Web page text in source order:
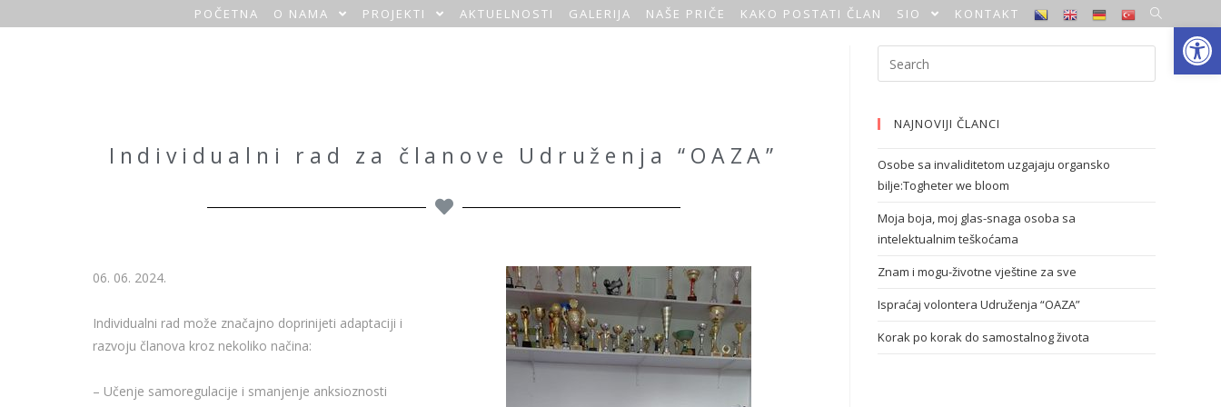
Open toolbar
O
POČETNA O NAMA PROJEKTI AKTUELNOSTI GALERIJA NAŠE PRIČE KAKO POSTATI ČLAN SIO KONTAKT
Individualni rad za članove Udruženja “OAZA”
06. 06. 2024.
Individualni rad može značajno doprinijeti adaptaciji i
razvoju članova kroz nekoliko načina:
– Učenje samoregulacije i smanjenje anksioznosti
NAJNOVIJI ČLANCI
Osobe sa invaliditetom uzgajaju organsko
bilje:Togheter we bloom
Moja boja, moj glas-snaga osoba sa
intelektualnim teškoćama
Znam i mogu-životne vještine za sve
Ispraćaj volontera Udruženja “OAZA”
Korak po korak do samostalnog života